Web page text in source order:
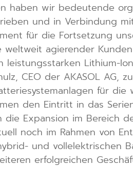
haben wir bedeutende
und in Verbindung
für die Fortsetzung
agierender
Lithium-
CEO der AKASOL AG,
für
den Eintritt in das
Expansion im Bereich
noch im Rahmen von
und vollelektrischen
erfolgreichen